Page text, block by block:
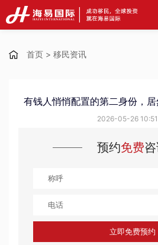
首页 > 移民资讯
有钱人悄悄配置的第二身份，
2026-05-26
预约免费
立即免费预约